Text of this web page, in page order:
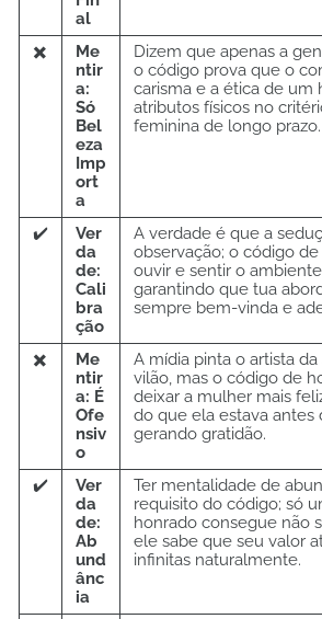
al
✖️
Me
ntir
a:
Só
Bel
eza
Imp
ort
a
Dizem que apenas a
o código prova que o
carisma e a ética de um
atributos físicos no
feminina de longo prazo.
✔️
Ver
da
de:
Cali
bra
ção
A verdade é que a
observação; o código
ouvir e sentir o
garantindo que tua
sempre bem-vinda e
✖️
Me
ntir
a: É
Ofe
nsiv
o
A mídia pinta o artista
vilão, mas o código de
deixar a mulher mais
do que ela estava antes
gerando gratidão.
✔️
Ver
da
de:
Ab
und
ânc
ia
Ter mentalidade de
requisito do código; só
honrado consegue não
ele sabe que seu valor
infinitas naturalmente.